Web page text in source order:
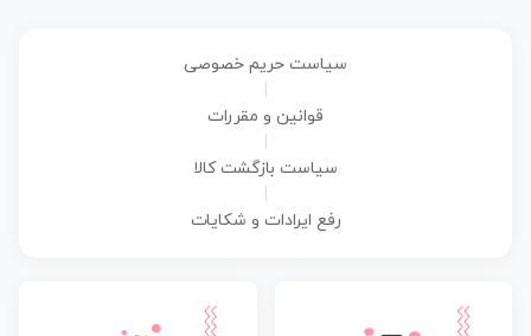
سیاست حریم خصوصی
قوانین و مقررات
سیاست بازگشت کالا
رفع ایرادات و شکایات